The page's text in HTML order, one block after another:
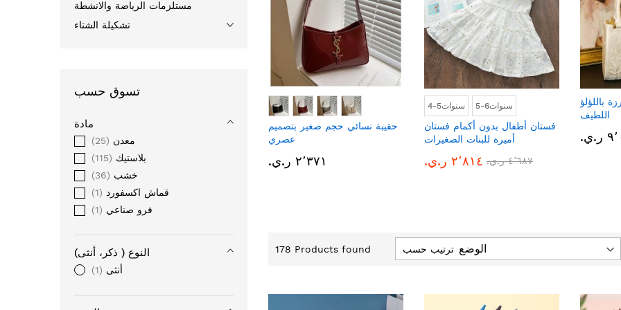
حقيبة نسائي حجم صغير بتصميم
عصري
٢٬٣٧١ ر.ي.‏
4-5سنوات 5-6سنوات
فستان أطفال بدون أكمام فستان
أميرة للبنات الصغيرات
٢٬٨١٤ ر.ي.‏ ٤٬٦٨٧ ر.ي.‏
باللؤلؤ
اللطيف
178 Products found ترتيب حسب
مستلزمات الرياضة والانشطة
تشكيلة الشتاء
تسوق حسب
مادة
معدن
25
بلاستيك
115
خشب
36
قماش اكسفورد
1
فرو صناعي
1
النوع ( ذكر، أنثى)
أنثى 1